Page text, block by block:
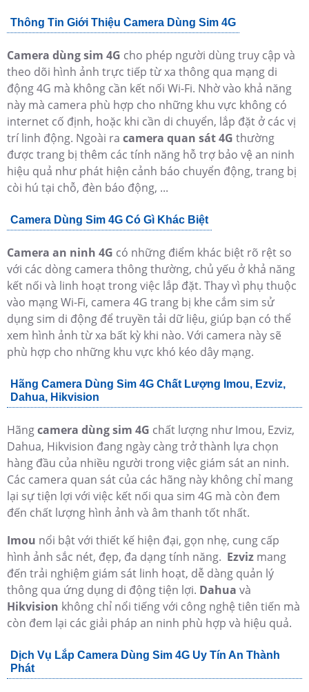
Thông Tin Giới Thiệu Camera Dùng Sim 4G
Camera dùng sim 4G cho phép người dùng truy cập và
theo dõi hình ảnh trực tiếp từ xa thông qua mạng di
động 4G mà không cần kết nối Wi-Fi. Nhờ vào khả năng
này mà camera phù hợp cho những khu vực không có
internet cố định, hoặc khi cần di chuyển, lắp đặt ở các vị
trí linh động. Ngoài ra camera quan sát 4G thường
được trang bị thêm các tính năng hỗ trợ bảo vệ an ninh
hiệu quả như phát hiện cảnh báo chuyển động, trang bị
còi hú tại chỗ, đèn báo động, ...
Camera Dùng Sim 4G Có Gì Khác Biệt
Camera an ninh 4G có những điểm khác biệt rõ rệt so
với các dòng camera thông thường, chủ yếu ở khả năng
kết nối và linh hoạt trong việc lắp đặt. Thay vì phụ thuộc
vào mạng Wi-Fi, camera 4G trang bị khe cắm sim sử
dụng sim di động để truyền tải dữ liệu, giúp bạn có thể
xem hình ảnh từ xa bất kỳ khi nào. Với camera này sẽ
phù hợp cho những khu vực khó kéo dây mạng.
Hãng Camera Dùng Sim 4G Chất Lượng Imou, Ezviz,
Dahua, Hikvision
Hãngcamera dùng sim 4G chất lượng như Imou, Ezviz,
Dahua, Hikvision đang ngày càng trở thành lựa chọn
hàng đầu của nhiều người trong việc giám sát an ninh.
Các camera quan sát của các hãng này không chỉ mang
lại sự tiện lợi với việc kết nối qua sim 4G mà còn đem
đến chất lượng hình ảnh và âm thanh tốt nhất.
Imou nổi bật với thiết kế hiện đại, gọn nhẹ, cung cấp
hình ảnh sắc nét, đẹp, đa dạng tính năng. Ezviz mang
đến trải nghiệm giám sát linh hoạt, dễ dàng quản lý
thông qua ứng dụng di động tiện lợi. Dahua và
Hikvision không chỉ nổi tiếng với công nghệ tiên tiến mà
còn đem lại các giải pháp an ninh phù hợp và hiệu quả.
Dịch Vụ Lắp Camera Dùng Sim 4G Uy Tín An Thành
Phát